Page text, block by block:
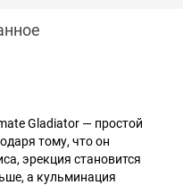
Gladiator — простой
тому, что он
эрекция становится
а кульминация